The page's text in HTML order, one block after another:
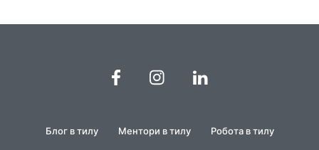
Блог в тилу Ментори в тилу Робота в тилу